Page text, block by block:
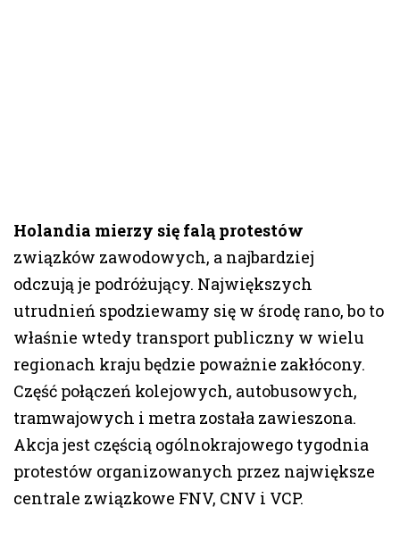
Holandia mierzy się falą protestów
związków zawodowych, a najbardziej
odczują je podróżujący. Największych
utrudnień spodziewamy się w środę rano, bo to
właśnie wtedy transport publiczny w wielu
regionach kraju będzie poważnie zakłócony.
Część połączeń kolejowych, autobusowych,
tramwajowych i metra została zawieszona.
Akcja jest częścią ogólnokrajowego tygodnia
protestów organizowanych przez największe
centrale związkowe FNV, CNV i VCP.